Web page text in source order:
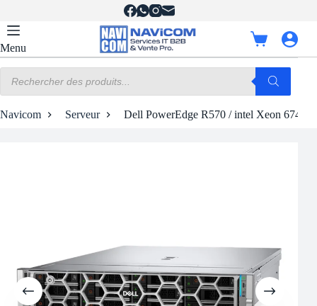
contenu
Menu
Panier
d’achat
produits
Navicom Serveur Dell PowerEdge R570 / intel Xeon 6747P